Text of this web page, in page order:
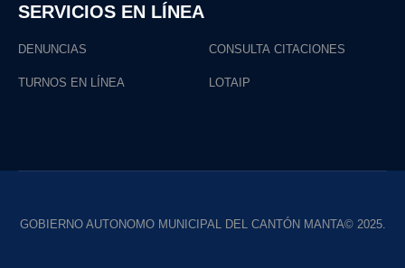
SERVICIOS EN LÍNEA
DENUNCIAS
TURNOS EN LÍNEA
CONSULTA CITACIONES
LOTAIP
GOBIERNO AUTONOMO MUNICIPAL DEL CANTÓN MANTA© 2025.